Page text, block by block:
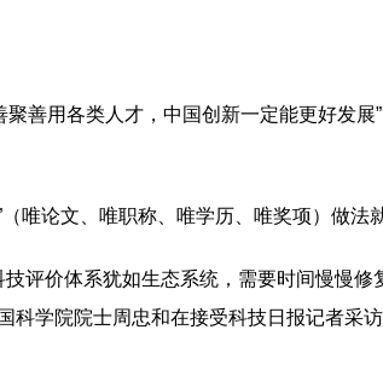
善用各类人才，中国创新一定能更好发
唯论文、唯职称、唯学历、唯奖项）做法
评价体系犹如生态系统，需要时间慢慢
学院院士周忠和在接受科技日报记者采访